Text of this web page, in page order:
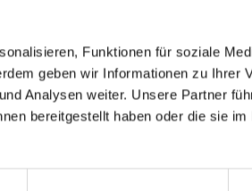
Funktionen für soziale
geben wir Informationen zu Ihrer
Analysen weiter. Unsere Partner
bereitgestellt haben oder die sie
Unterstützt
Fördert die
Vitamin D und
Knochen bilden das